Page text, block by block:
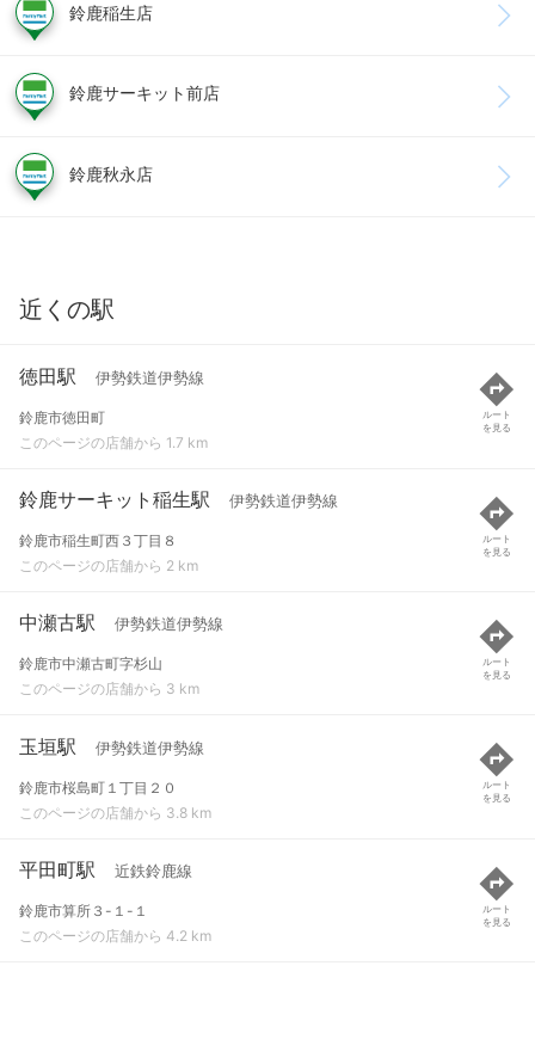
鈴鹿稲生店
鈴鹿サーキット前店
鈴鹿秋永店
近くの駅
徳田駅 伊勢鉄道伊勢線
鈴鹿市徳田町
このページの店舗から 1.7 km
ルート
を見る
鈴鹿サーキット稲生駅 伊勢鉄道伊勢線
鈴鹿市稲生町西３丁目８
このページの店舗から 2 km
ルート
を見る
中瀬古駅 伊勢鉄道伊勢線
鈴鹿市中瀬古町字杉山
このページの店舗から 3 km
ルート
を見る
玉垣駅 伊勢鉄道伊勢線
鈴鹿市桜島町１丁目２０
このページの店舗から 3.8 km
ルート
を見る
平田町駅 近鉄鈴鹿線
鈴鹿市算所３-１-１
このページの店舗から 4.2 km
ルート
を見る